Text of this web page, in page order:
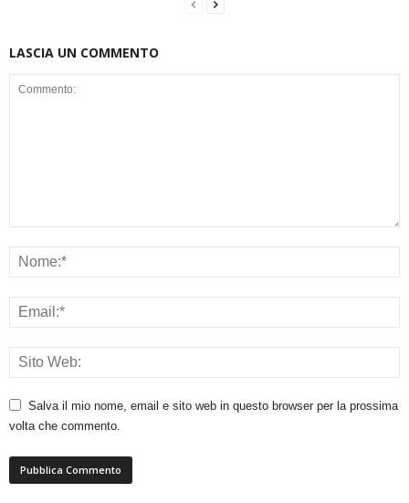
LASCIA UN COMMENTO
Salva il mio nome, email e sito web in questo browser per la prossima
volta che commento.